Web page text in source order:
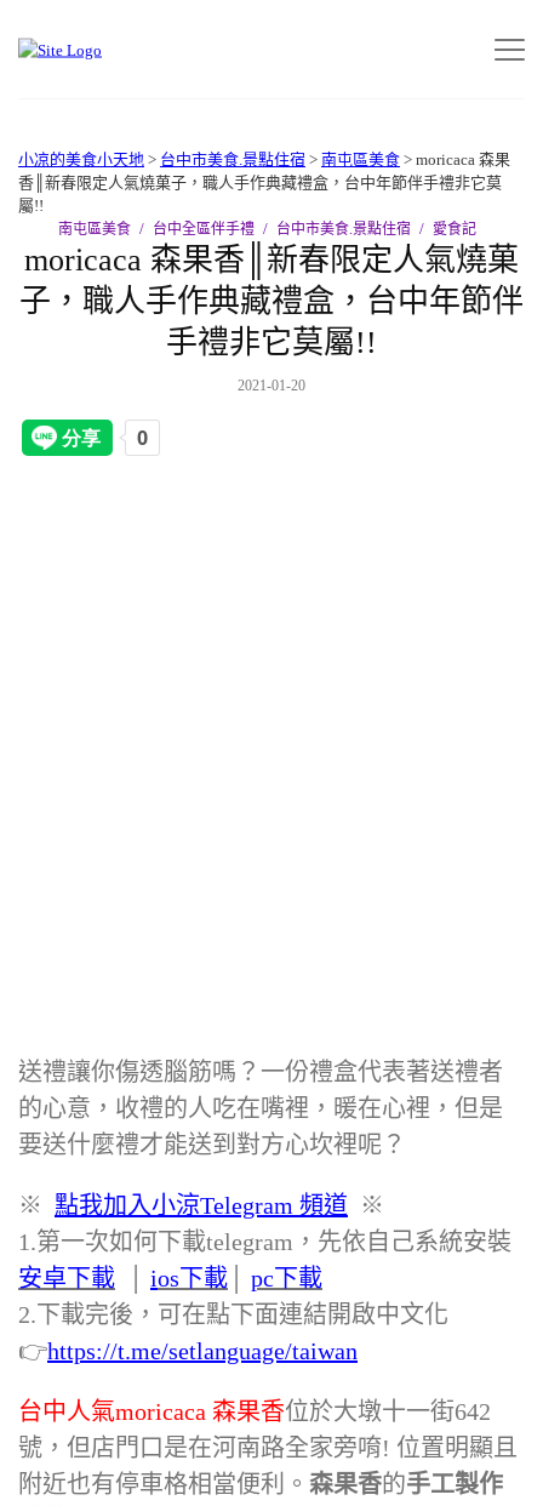
小凉的美食小天地 > 台中市美食.景點住宿 > 南屯區美食 > moricaca 森果
香║新春限定人氣燒菓子，職人手作典藏禮盒，台中年節伴手禮非它莫
屬!!
南屯區美食 台中全區伴手禮 台中市美食.景點住宿 愛食記
moricaca 森果香║新春限定人氣燒菓
子，職人手作典藏禮盒，台中年節伴
手禮非它莫屬!!
2021-01-20
送禮讓你傷透腦筋嗎？一份禮盒代表著送禮者
的心意，收禮的人吃在嘴裡，暖在心裡，但是
要送什麼禮才能送到對方心坎裡呢？
※ 點我加入小涼Telegram 頻道 ※
1.第一次如何下載telegram，先依自己系統安裝
安卓下載
ios下載
pc下載
2.下載完後，可在點下面連結開啟中文化
👉https://t.me/setlanguage/taiwan‬
台中人氣moricaca 森果香位於大墩十一街642
號，但店門口是在河南路全家旁唷! 位置明顯且
附近也有停車格相當便利。 森果香的手工製作